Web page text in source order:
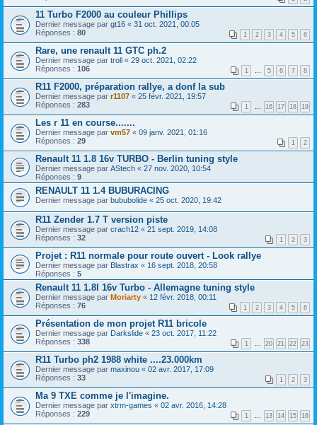
11 Turbo F2000 au couleur Phillips
Dernier message par gt16 « 31 oct. 2021, 00:05
Réponses : 80 1 2 3 4 5 6
Rare, une renault 11 GTC ph.2
Dernier message par troll « 29 oct. 2021, 02:22
Réponses : 106 1 5 6 7 8
R11 F2000, préparation rallye, a donf la sub
Dernier message par r1107 « 25 févr. 2021, 19:57
Réponses : 283 1 16 17 18 19
Les r 11 en course.......
Dernier message par vm57 « 09 janv. 2021, 01:16
Réponses : 29 1 2
Renault 11 1.8 16v TURBO - Berlin tuning style
Dernier message par AStech « 27 nov. 2020, 10:54
Réponses : 9
RENAULT 11 1.4 BUBURACING
Dernier message par bububolide « 25 oct. 2020, 19:42
R11 Zender 1.7 T version piste
Dernier message par crach12 « 21 sept. 2019, 14:08
Réponses : 32 1 2 3
Projet : R11 normale pour route ouvert - Look rallye
Dernier message par Blastrax « 16 sept. 2018, 20:58
Réponses : 5
Renault 11 1.8l 16v Turbo - Allemagne tuning style
Dernier message par Moriarty « 12 févr. 2018, 00:11
Réponses : 76 1 2 3 4 5 6
Présentation de mon projet R11 bricole
Dernier message par Darkslide « 23 oct. 2017, 11:22
Réponses : 338 1 20 21 22 23
R11 Turbo ph2 1988 white ....23.000km
Dernier message par maxinou « 02 avr. 2017, 17:09
Réponses : 33 1 2 3
Ma 9 TXE comme je l'imagine.
Dernier message par xtrm-games « 02 avr. 2016, 14:28
Réponses : 229 1 13 14 15 16